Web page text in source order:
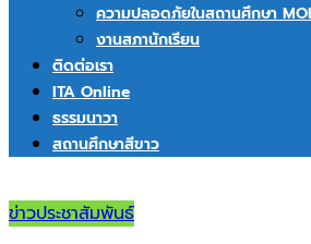
ความปลอดภัยในสถานศึกษา
งานสภานักเรียน
ติดต่อเรา
ITA Online
ธรรมนาวา
สถานศึกษาสีขาว
ข่าวประชาสัมพันธ์